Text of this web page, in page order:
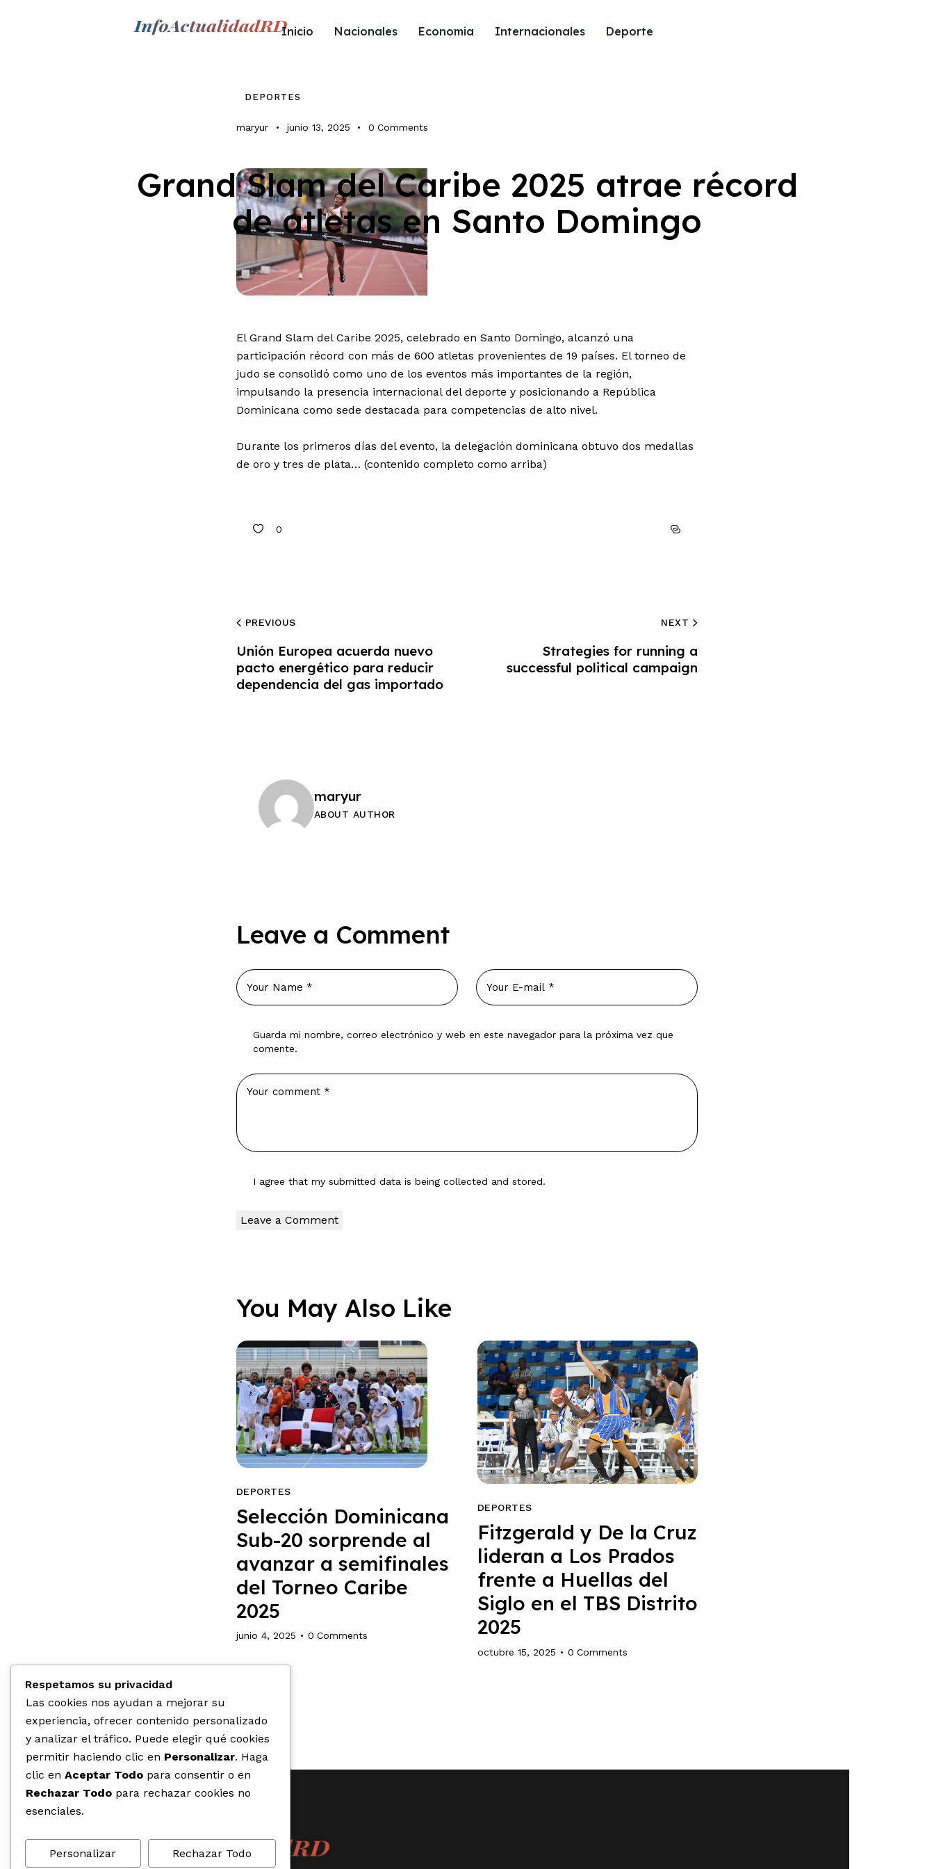
Inicio Nacionales Economia Internacionales Deporte
Grand Slam del Caribe 2025 atrae récord
de atletas en Santo Domingo
Nacionales
Economia
Internacionales
Deporte
DEPORTES
maryur junio 13, 2025 0 Comments
El Grand Slam del Caribe 2025, celebrado en Santo Domingo, alcanzó una
participación récord con más de 600 atletas provenientes de 19 países. El torneo de
judo se consolidó como uno de los eventos más importantes de la región,
impulsando la presencia internacional del deporte y posicionando a República
Dominicana como sede destacada para competencias de alto nivel.
Durante los primeros días del evento, la delegación dominicana obtuvo dos medallas
de oro y tres de plata… (contenido completo como arriba)
0
PREVIOUS
Unión Europea acuerda nuevo
pacto energético para reducir
dependencia del gas importado
NEXT
Strategies for running a
successful political campaign
maryur
ABOUT AUTHOR
Leave a Comment
Guarda mi nombre, correo electrónico y web en este navegador para la próxima vez que
comente.
I agree that my submitted data is being collected and stored.
You May Also Like
DEPORTES
Selección Dominicana
Sub-20 sorprende al
avanzar a semifinales
del Torneo Caribe
2025
junio 4, 2025 0 Comments
DEPORTES
Fitzgerald y De la Cruz
lideran a Los Prados
frente a Huellas del
Siglo en el TBS Distrito
2025
octubre 15, 2025 0 Comments
Respetamos su privacidad
Las cookies nos ayudan a mejorar su
experiencia, ofrecer contenido personalizado
y analizar el tráfico. Puede elegir qué cookies
permitir haciendo clic en Personalizar. Haga
clic en Aceptar Todo para consentir o en
Rechazar Todo para rechazar cookies no
esenciales.
Personalizar Rechazar Todo